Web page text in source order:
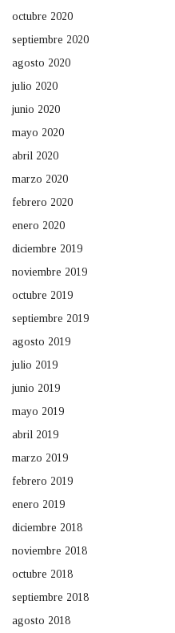
octubre 2020
septiembre 2020
agosto 2020
julio 2020
junio 2020
mayo 2020
abril 2020
marzo 2020
febrero 2020
enero 2020
diciembre 2019
noviembre 2019
octubre 2019
septiembre 2019
agosto 2019
julio 2019
junio 2019
mayo 2019
abril 2019
marzo 2019
febrero 2019
enero 2019
diciembre 2018
noviembre 2018
octubre 2018
septiembre 2018
agosto 2018